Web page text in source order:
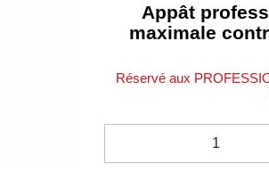
Appât
maximale
Réservé aux